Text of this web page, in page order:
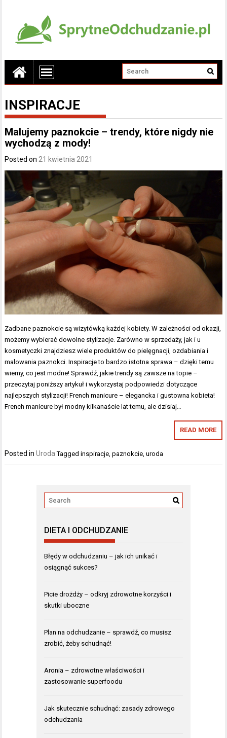
INSPIRACJE
Malujemy paznokcie – trendy, które nigdy nie
wychodzą z mody!
Posted on 21 kwietnia 2021
Zadbane paznokcie są wizytówką każdej kobiety. W zależności od okazji,
możemy wybierać dowolne stylizacje. Zarówno w sprzedaży, jak i u
kosmetyczki znajdziesz wiele produktów do pielęgnacji, ozdabiania i
malowania paznokci. Inspiracje to bardzo istotna sprawa – dzięki temu
wiemy, co jest modne! Sprawdź, jakie trendy są zawsze na topie –
przeczytaj poniższy artykuł i wykorzystaj podpowiedzi dotyczące
najlepszych stylizacji! French manicure – elegancka i gustowna kobieta!
French manicure był modny kilkanaście lat temu, ale dzisiaj…
READ MORE
Posted inUroda Taggedinspiracje ,paznokcie ,uroda
DIETA I ODCHUDZANIE
Błędy w odchudzaniu – jak ich unikać i
osiągnąć sukces?
Picie drożdży – odkryj zdrowotne korzyści i
skutki uboczne
Plan na odchudzanie – sprawdź, co musisz
zrobić, żeby schudnąć!
Aronia – zdrowotne właściwości i
zastosowanie superfoodu
Jak skutecznie schudnąć: zasady zdrowego
odchudzania